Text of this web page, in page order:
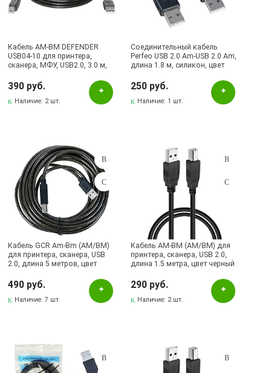
Наличие в магазинах
Альметьевск, ул.Ленина, 132, ТЦ ЛЕНТА
Бавлы, ул.Пионерская, 11
Бугульма, ул.Ленина, 145, ТЦ ЭССЕН
Бугульма, ул.Ленина, 2Б, ТД ТЕХНОПОЛИС
Бугульма, ул.Советская, 82
Бугульма, ул.Тукая, 70
Октябрьский, пр-кт Ленина, 59/1 (ВЕРБА)
СКЛАД Бугульма, ул.Гафиатуллина, 45
Кабель AM-BM DEFENDER
USB04-10 для принтера,
сканера, МФУ, USB2.0, 3.0 м,
390 руб.
Наличие: 2 шт.
Соединительный кабель
Perfeo USB 2.0 Am-USB 2.0 Am,
длина 1.8 м, силикон, цвет
250 руб.
Наличие: 1 шт.
Кабель GCR Am-Bm (AM/BM)
для принтера, сканера, USB
2.0, длина 5 метров, цвет
490 руб.
Наличие:7 шт.
Кабель AM-BM (AM/BM) для
принтера, сканера, USB 2.0,
длина 1.5 метра, цвет черный
290 руб.
Наличие: 2 шт.